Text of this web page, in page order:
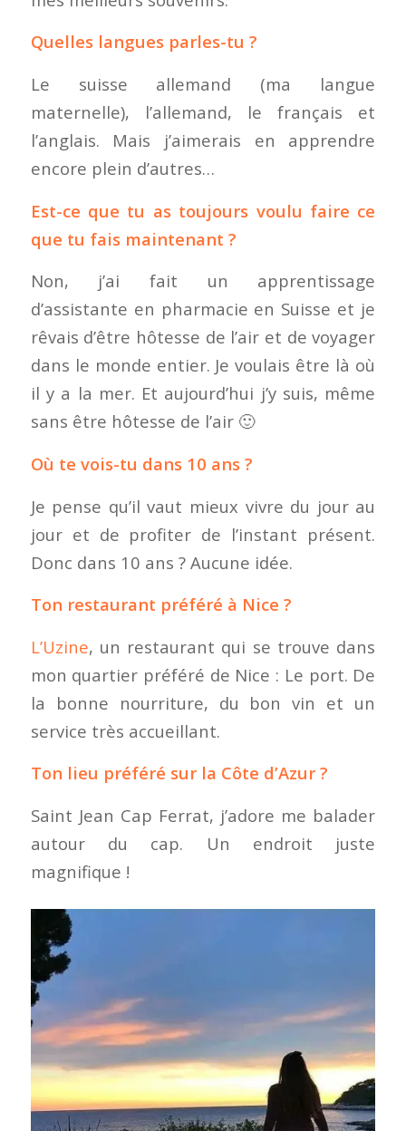
Quelles langues parles-tu ?
Le suisse allemand (ma langue
maternelle), l’allemand, le français et
l’anglais. Mais j’aimerais en apprendre
encore plein d’autres…
Est-ce que tu as toujours voulu faire ce
que tu fais maintenant ?
Non, j’ai fait un apprentissage
d’assistante en pharmacie en Suisse et je
rêvais d’être hôtesse de l’air et de voyager
dans le monde entier. Je voulais être là où
il y a la mer. Et aujourd’hui j’y suis, même
sans être hôtesse de l’air 🙂
Où te vois-tu dans 10 ans ?
Je pense qu’il vaut mieux vivre du jour au
jour et de profiter de l’instant présent.
Donc dans 10 ans ? Aucune idée.
Ton restaurant préféré à Nice ?
L’Uzine, un restaurant qui se trouve dans
mon quartier préféré de Nice : Le port. De
la bonne nourriture, du bon vin et un
service très accueillant.
Ton lieu préféré sur la Côte d’Azur ?
Saint Jean Cap Ferrat, j’adore me balader
autour du cap. Un endroit juste
magnifique !